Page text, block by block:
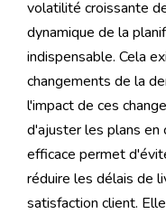
volatilité croissante
dynamique de la
indispensable. Cela
changements de la
l'impact de ces
d'ajuster les plans en
efficace permet
réduire les délais de
satisfaction client.